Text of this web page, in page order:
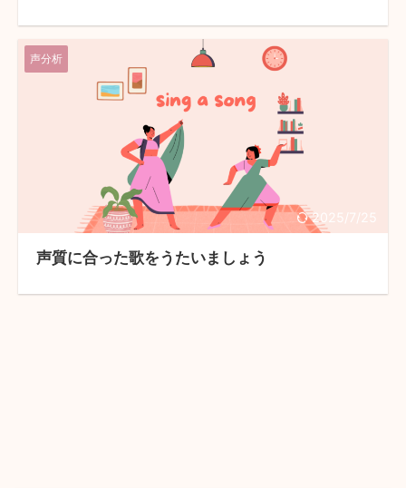
2025/7/25
声分析
声質に合った歌をうたいましょう